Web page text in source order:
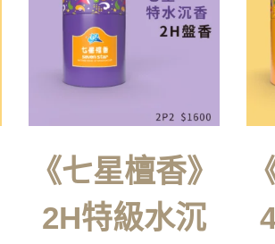
《七星檀香》
2H特級水沉